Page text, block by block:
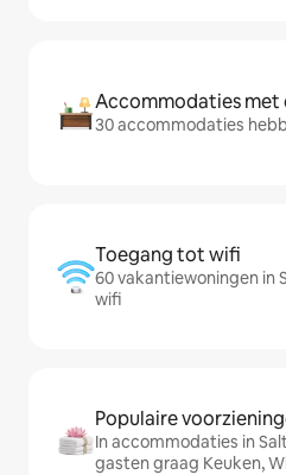
Accommodaties met
30 accommodaties
Toegang tot wifi
60 vakantiewoningen in
wifi
Populaire
In accommodaties in
gasten graag Keuken,